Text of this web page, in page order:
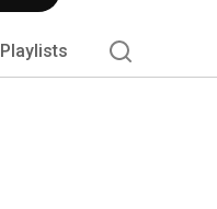
Playlists